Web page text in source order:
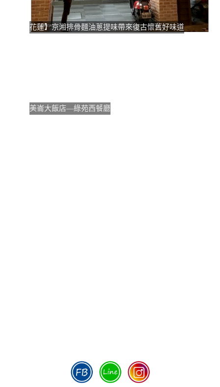
花蓮】京湘排骨麵油蔥提味帶來復古懷舊好味道
美崙大飯店—綠苑西餐廳